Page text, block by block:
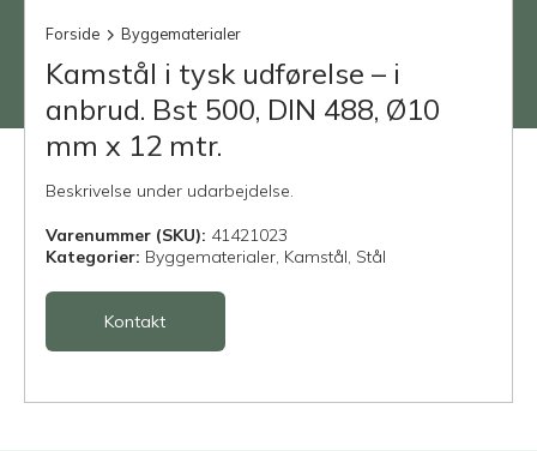
Forside Byggematerialer
Kamstål i tysk udførelse – i
anbrud. Bst 500, DIN 488, Ø10
mm x 12 mtr.
Beskrivelse under udarbejdelse.
Varenummer (SKU): 41421023
Kategorier: Byggematerialer, Kamstål, Stål
Kontakt